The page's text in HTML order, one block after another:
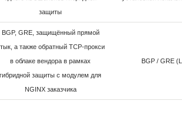
защиты
BGP, GRE, защищённый прямой
а также обратный TCP-прокси
в облаке вендора в рамках
гибридной защиты с модулем для
NGINX заказчика
BGP / GRE